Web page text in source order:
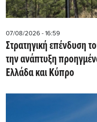
07/08/2026 - 16:59
Στρατηγική επένδυση
την ανάπτυξη
Ελλάδα και Κύπρο